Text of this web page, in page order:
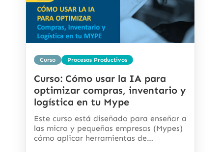
Curso Procesos Productivos
Curso: Cómo usar la IA para
optimizar compras, inventario y
logística en tu Mype
Este curso está diseñado para enseñar a
las micro y pequeñas empresas (Mypes)
cómo aplicar herramientas de